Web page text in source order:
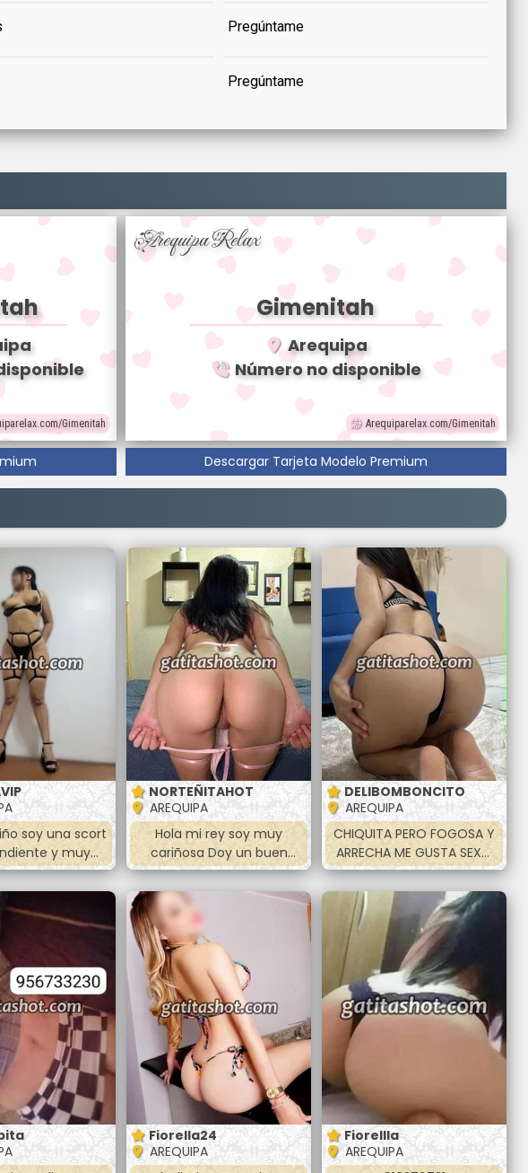
Pregúntame
Pregúntame
Gimenitah
Arequipa Relax
Gimenitah
Arequipa
Número no disponible
Arequiparelax.com/Gimenitah
Descargar Tarjeta Modelo Premium
soy una scort
y muy
todo
ven y no te
de conocer a
sensual y
✔Te brindare
trato de
a precios
💋Full
la 69,
piernitas
hombro
NORTEÑITAHOT
AREQUIPA
Hola mi rey soy muy
cariñosa Doy un buen
servicio completo con
paciencia cumplo mi hora
completa hago anal,
vaginal, oral, 69 y mas me
gusta tragar leche y hacer
todas las poses. Después
de hacerlo hago masajes
si gustas nos podemos
duchar juntos y podemos
beber tambien
DELIBOMBONCITO
AREQUIPA
CHIQUITA PERO FOGOSA Y
ARRECHA ME GUSTA SEXO
ORAL MUTUO Hola mi amor
ando súper caliente con
ganas de hacer el amor
estoy disponible en
Arequipa . Soy linda
jovencita de piel suave
tengo 21 añitos CULONCITA
🍑🤤Amor te espero para
que me goses
completamente doy
besos apasionados me
dejo acariciar todo el
cuerpo me puedes hacer
la sopita
Fiorella24
AREQUIPA
Fiorellla
AREQUIPA